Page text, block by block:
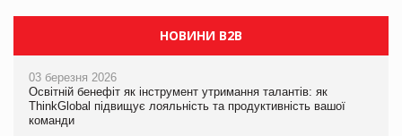
НОВИНИ B2B
03 березня 2026
Освітній бенефіт як інструмент утримання талантів: як
ThinkGlobal підвищує лояльність та продуктивність вашої
команди